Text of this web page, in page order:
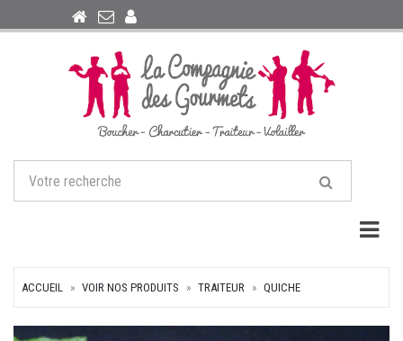
ACCUEIL VOIR NOS PRODUITS TRAITEUR QUICHE